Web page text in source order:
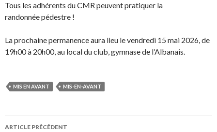
Tous les adhérents du CMR peuvent pratiquer la
randonnée pédestre !
La prochaine permanence aura lieu le vendredi 15 mai 2026, de
19h00 à 20h00, au local du club, gymnase de l’Albanais.
MIS EN AVANT MIS-EN-AVANT
Navigation
ARTICLE PRÉCÉDENT